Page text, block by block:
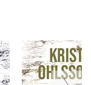
Spása
Kristina